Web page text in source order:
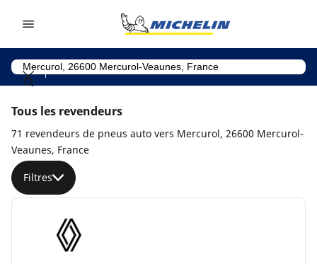
Tous les revendeurs
71 revendeurs de pneus auto vers Mercurol, 26600 Mercurol-
Veaunes, France
Filtres